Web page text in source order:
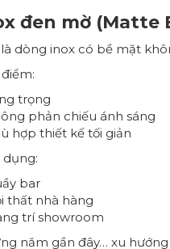
đen mờ (Matte
dòng inox có bề mặt
trọng
phản chiếu ánh sáng
hợp thiết kế tối giản
dụng:
bar
thất nhà hàng
trí showroom
năm gần đây… xu